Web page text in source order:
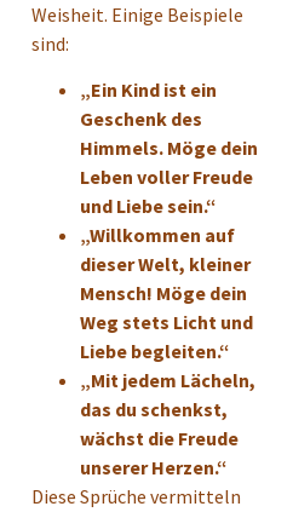
Weisheit. Einige Beispiele
sind:
„Ein Kind ist ein
Geschenk des
Himmels. Möge dein
Leben voller Freude
und Liebe sein.“
„Willkommen auf
dieser Welt, kleiner
Mensch! Möge dein
Weg stets Licht und
Liebe begleiten.“
„Mit jedem Lächeln,
das du schenkst,
wächst die Freude
unserer Herzen.“
Diese Sprüche vermitteln